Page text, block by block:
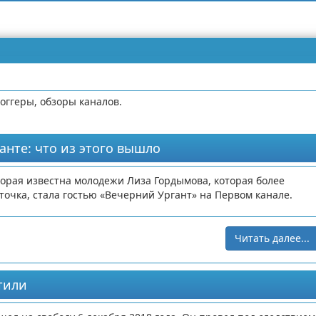
обзоры каналов.
что из этого вышло
известна молодежи Лиза Гордымова, которая более
стала гостью «Вечерний Ургант» на Первом канале.
Читать далее...